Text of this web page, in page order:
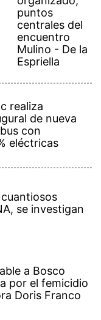
centrales del
encuentro
Mulino - De la
Espriella
de nueva
con
eléctricas
se investigan
por el femicidio
Doris Franco